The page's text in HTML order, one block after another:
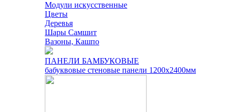
Модули искусственные
Цветы
Деревья
Шары Самшит
Вазоны, Кашпо
ПАНЕЛИ БАМБУКОВЫЕ
бабуквовые стеновые панели 1200х2400мм